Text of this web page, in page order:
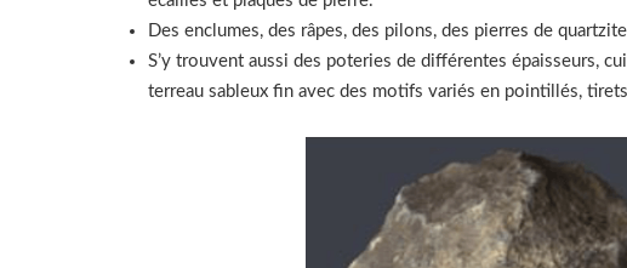
Des enclumes, des râpes, des pilons, des pierres de
S’y trouvent aussi des poteries de différentes épaisseurs,
terreau sableux fin avec des motifs variés en pointillés,